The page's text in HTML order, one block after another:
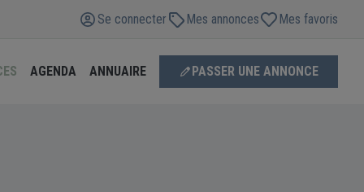
Se connecter Mes annonces Mes favoris
AGENDA ANNUAIRE PASSER UNE ANNONCE